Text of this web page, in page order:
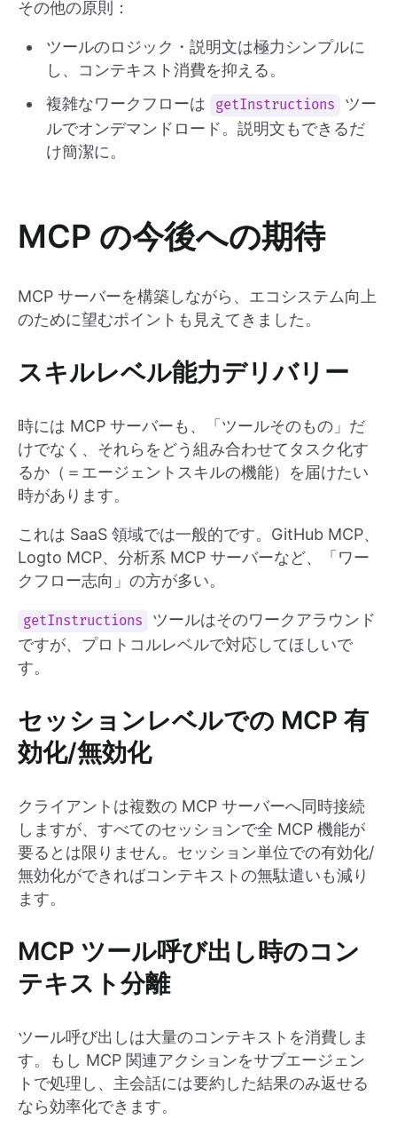
その他の原則：
ツールのロジック・説明文は極力シンプルに
し、コンテキスト消費を抑える。
複雑なワークフローは
getInstructions
ツー
ルでオンデマンドロード。説明文もできるだ
け簡潔に。
MCP の今後への期待
MCP サーバーを構築しながら、エコシステム向上
のために望むポイントも見えてきました。
スキルレベル能力デリバリー
時には MCP サーバーも、「ツールそのもの」だ
けでなく、それらをどう組み合わせてタスク化す
るか（＝エージェントスキルの機能）を届けたい
時があります。
これは SaaS 領域では一般的です。GitHub MCP、
Logto MCP、分析系 MCP サーバーなど、「ワー
クフロー志向」の方が多い。
getInstructions
ツールはそのワークアラウンド
ですが、プロトコルレベルで対応してほしいで
す。
セッションレベルでの MCP 有
効化/無効化
クライアントは複数の MCP サーバーへ同時接続
しますが、すべてのセッションで全 MCP 機能が
要るとは限りません。セッション単位での有効化/
無効化ができればコンテキストの無駄遣いも減り
ます。
MCP ツール呼び出し時のコン
テキスト分離
ツール呼び出しは大量のコンテキストを消費しま
す。もし MCP 関連アクションをサブエージェン
トで処理し、主会話には要約した結果のみ返せる
なら効率化できます。